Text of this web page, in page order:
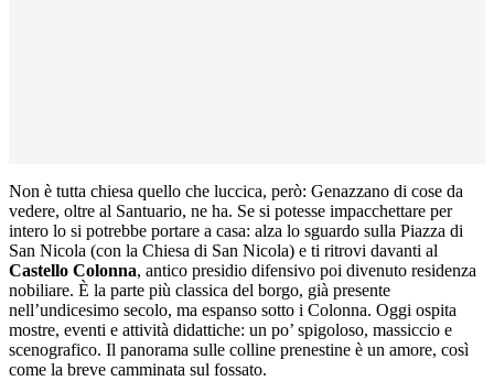
Non è tutta chiesa quello che luccica, però: Genazzano di cose da
vedere, oltre al Santuario, ne ha. Se si potesse impacchettare per
intero lo si potrebbe portare a casa: alza lo sguardo sulla Piazza di
San Nicola (con la Chiesa di San Nicola) e ti ritrovi davanti al
Castello Colonna, antico presidio difensivo poi divenuto residenza
nobiliare. È la parte più classica del borgo, già presente
nell’undicesimo secolo, ma espanso sotto i Colonna. Oggi ospita
mostre, eventi e attività didattiche: un po’ spigoloso, massiccio e
scenografico. Il panorama sulle colline prenestine è un amore, così
come la breve camminata sul fossato.